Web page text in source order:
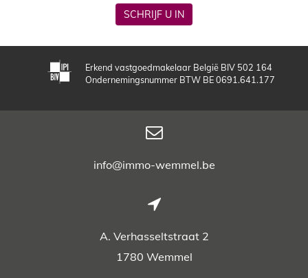
SCHRIJF U IN
Erkend vastgoedmakelaar België BIV 502 164
Ondernemingsnummer BTW BE 0691.641.177
info@immo-wemmel.be
A. Verhasseltstraat 2
1780 Wemmel